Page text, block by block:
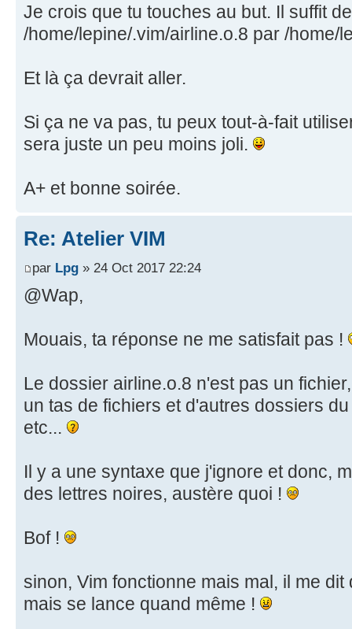
Je crois que tu touches au but. Il suffit
/home/lepine/.vim/airline.o.8 par /home/
Et là ça devrait aller.
Si ça ne va pas, tu peux tout-à-fait
sera juste un peu moins joli.
A+ et bonne soirée.
Re: Atelier VIM
par Lpg » 24 Oct 2017 22:24
@Wap,
Mouais, ta réponse ne me satisfait pas !
Le dossier airline.o.8 n'est pas un
un tas de fichiers et d'autres dossiers
etc...
Il y a une syntaxe que j'ignore et donc,
des lettres noires, austère quoi !
Bof !
sinon, Vim fonctionne mais mal, il me
mais se lance quand même !